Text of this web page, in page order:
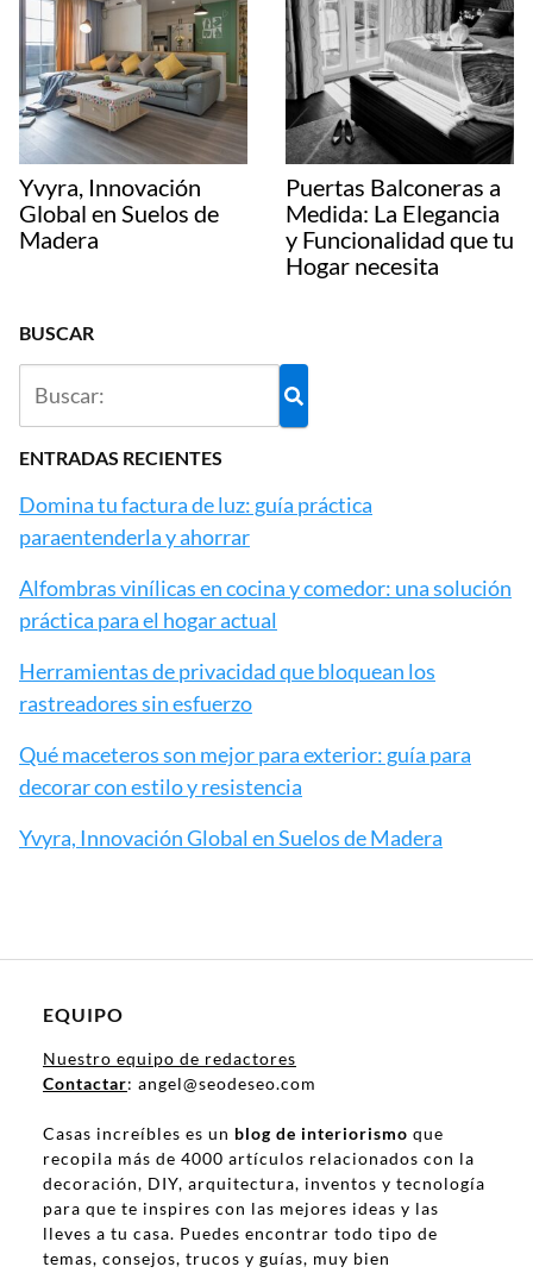
Yvyra, Innovación
Global en Suelos de
Madera
Puertas Balconeras a
Medida: La Elegancia
y Funcionalidad que tu
Hogar necesita
BUSCAR
ENTRADAS RECIENTES
Domina tu factura de luz: guía práctica
paraentenderla y ahorrar
Alfombras vinílicas en cocina y comedor: una solución
práctica para el hogar actual
Herramientas de privacidad que bloquean los
rastreadores sin esfuerzo
Qué maceteros son mejor para exterior: guía para
decorar con estilo y resistencia
Yvyra, Innovación Global en Suelos de Madera
EQUIPO
Nuestro equipo de redactores
Contactar: angel@seodeseo.com
Casas increíbles es un blog de interiorismo que
recopila más de 4000 artículos relacionados con la
decoración, DIY, arquitectura, inventos y tecnología
para que te inspires con las mejores ideas y las
lleves a tu casa. Puedes encontrar todo tipo de
temas, consejos, trucos y guías, muy bien